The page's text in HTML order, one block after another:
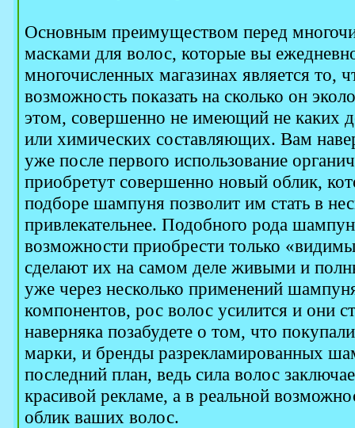
Основным преимуществом перед
масками для волос, которые вы
многочисленных магазинах является то,
возможность показать на сколько он
этом, совершенно не имеющий не каких
или химических составляющих. Вам
уже после первого использование
приобретут совершенно новый облик,
подборе шампуня позволит им стать в
привлекательнее. Подобного рода
возможности приобрести только
сделают их на самом деле живыми и
уже через несколько применений
компонентов, рос волос усилится и они
наверняка позабудете о том, что
марки, и бренды разрекламированных
последний план, ведь сила волос
красивой рекламе, а в реальной
облик ваших волос.